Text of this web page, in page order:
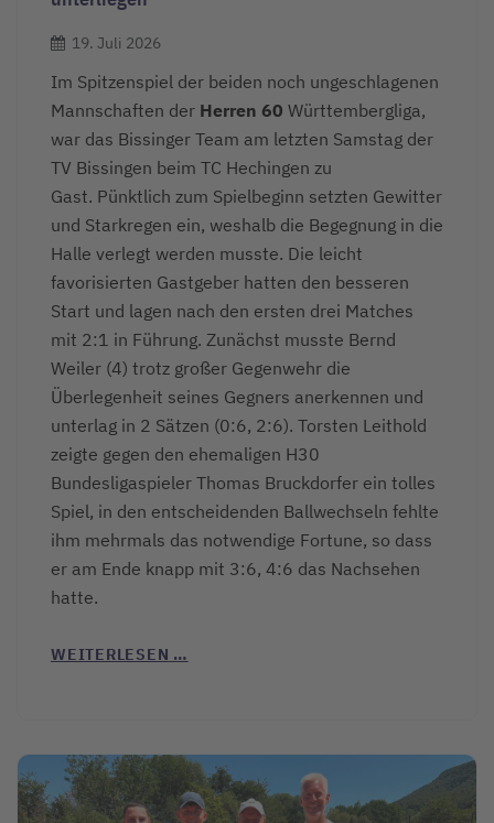
19. Juli 2026
Im Spitzenspiel der beiden noch ungeschlagenen
Mannschaften der Herren 60 Württembergliga,
war das Bissinger Team am letzten Samstag der
TV Bissingen beim TC Hechingen zu
Gast. Pünktlich zum Spielbeginn setzten Gewitter
und Starkregen ein, weshalb die Begegnung in die
Halle verlegt werden musste. Die leicht
favorisierten Gastgeber hatten den besseren
Start und lagen nach den ersten drei Matches
mit 2:1 in Führung. Zunächst musste Bernd
Weiler (4) trotz großer Gegenwehr die
Überlegenheit seines Gegners anerkennen und
unterlag in 2 Sätzen (0:6, 2:6). Torsten Leithold
zeigte gegen den ehemaligen H30
Bundesligaspieler Thomas Bruckdorfer ein tolles
Spiel, in den entscheidenden Ballwechseln fehlte
ihm mehrmals das notwendige Fortune, so dass
er am Ende knapp mit 3:6, 4:6 das Nachsehen
hatte.
WEITERLESEN …